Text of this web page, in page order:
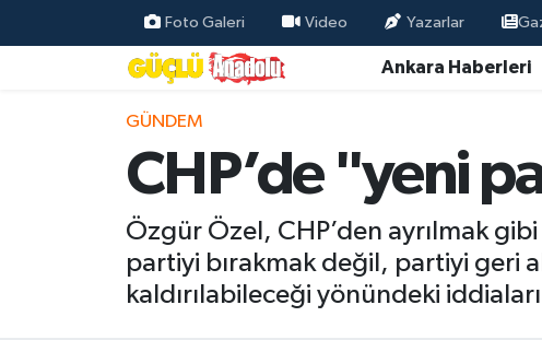
Foto Galeri Video Yazarlar
Ankara Haberleri
GÜNDEM
CHP’de "yeni
Özgür Özel, CHP’den ayrılmak
partiyi bırakmak değil, partiyi geri
kaldırılabileceği yönündeki
Özel Haber
Resmi İlanlar
Gündem